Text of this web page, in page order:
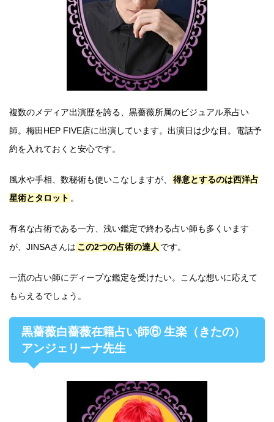
複数のメディア出演歴を誇る、黒薔薇所属のビジュアル系占い
師。梅田HEP FIVE店に出演しています。出演日は少な目。電話予
約を入れておくと安心です。
風水や手相、数秘術も使いこなしますが、
得意とするのは西洋占
星術とタロット 。
有名な占術である一方、浅い鑑定で終わる占い師も多くいます
が、JINSAさんは この2つの占術の達人 です。
一流の占い師にディープな鑑定を受けたい。こんな想いに応えて
もらえるでしょう。
黒薔薇白薔薇在籍占い師⑥ 生楽（きたの）
アンジェリーナ先生